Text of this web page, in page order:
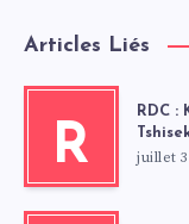
Articles Liés
R
RDC
juillet